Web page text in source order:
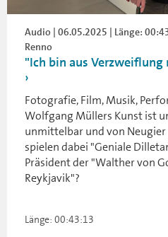
Audio | 06.05.2025 | Länge:
Renno
"Ich bin aus Verzweiflung
Fotografie, Film, Musik,
Wolfgang Müllers Kunst ist
unmittelbar und von Neugier
spielen dabei "Geniale
Präsident der "Walther von
Reykjavik"?
Länge: 00:43:13